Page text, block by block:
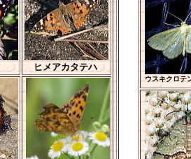
ヒメアカタテハ
ウスキクロテ